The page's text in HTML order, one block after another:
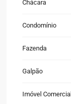
Chácara
Condomínio
Fazenda
Galpão
Imóvel Comercial